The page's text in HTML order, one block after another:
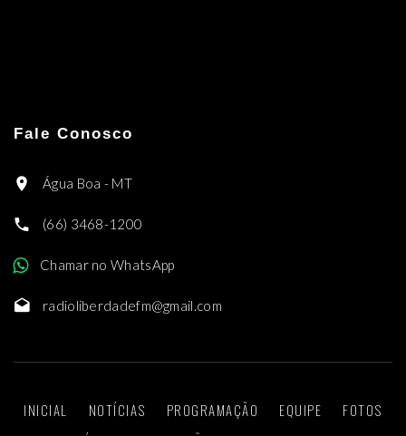
Fale Conosco
Água Boa - MT
(66) 3468-1200
Chamar no WhatsApp
radioliberdadefm@gmail.com
INICIAL NOTÍCIAS PROGRAMAÇÃO EQUIPE
FOTOS